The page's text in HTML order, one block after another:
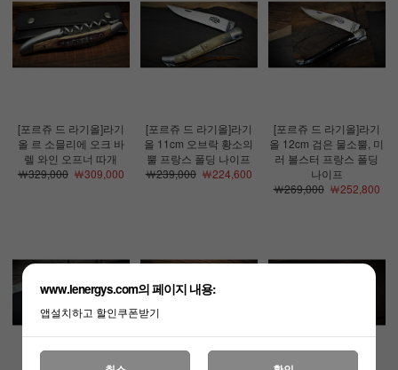
[포르쥬 드 라기올]라기
올 르 소믈리에 오크 바
렐 와인 오프너 따개
￦329,000￦309,000
[포르쥬 드 라기올]라기
올 11cm 오브락 황소의
뿔 프랑스 폴딩 나이프
￦239,000￦224,600
[포르쥬 드 라기올]라기
올 12cm 검은 물소뿔, 미
러 볼스터 프랑스 폴딩
나이프
￦269,000￦252,800
www.lenergys.com의 페이지 내용:
앱설치하고 할인쿠폰받기